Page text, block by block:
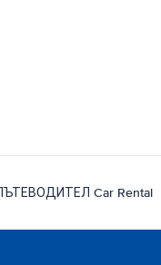
Car Rental